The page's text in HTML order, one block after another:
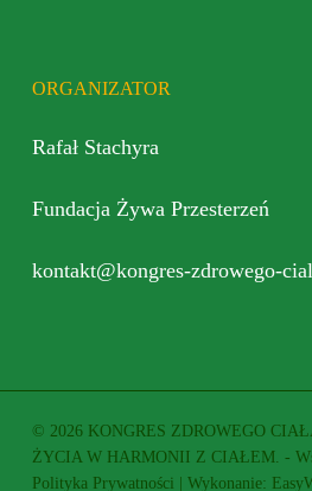
ORGANIZATOR
Rafał Stachyra
Fundacja Żywa Przesterzeń
kontakt@kongres-zdrowego-
© 2026 KONGRES ZDROWEGO
ŻYCIA W HARMONII Z CIAŁEM. -
Polityka Prywatności | Wykonanie: